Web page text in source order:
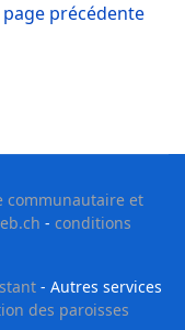
précédente
communautaire et
- conditions
- Autres services
des paroisses